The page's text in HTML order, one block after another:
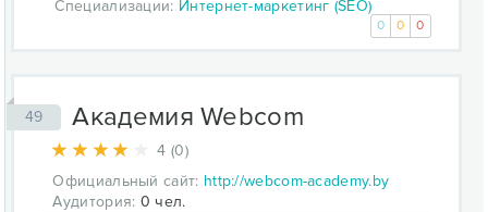
Специализации: Интернет-маркетинг (SEO)
0 0 0
49 Академия Webcom
4 (0)
Официальный сайт: http://webcom-academy.by
Аудитория: 0 чел.